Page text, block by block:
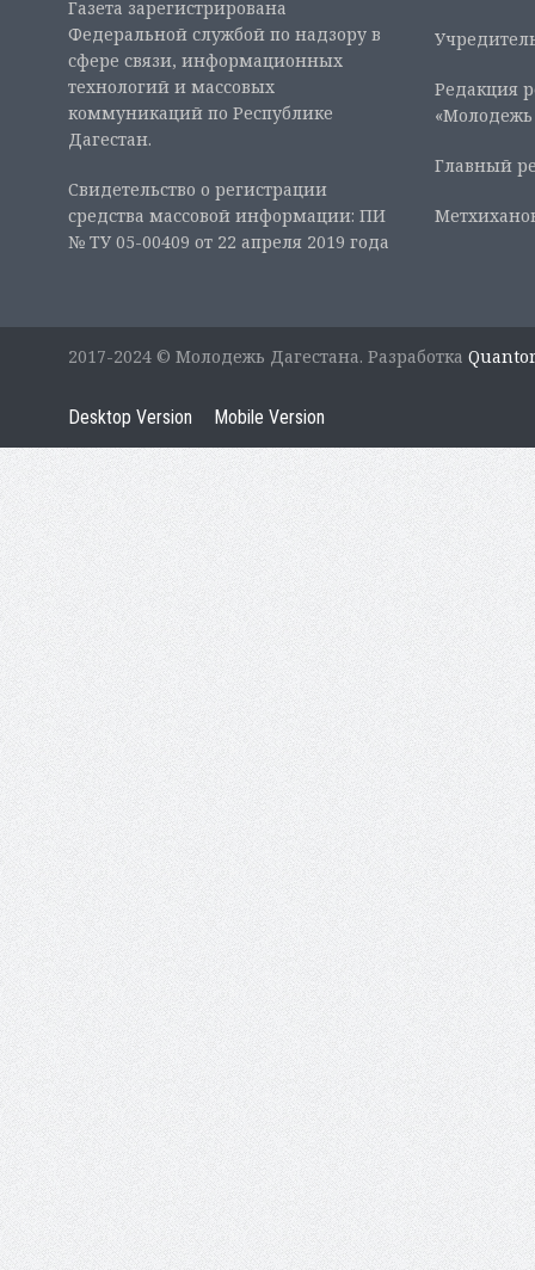
Газета зарегистрирована
Федеральной службой по надзору в
сфере связи, информационных
технологий и массовых
коммуникаций по Республике
Дагестан.
Свидетельство о регистрации
средства массовой информации: ПИ
№ ТУ 05-00409 от 22 апреля 2019 года
Редакция
«Молодежь
Главный
2017-2024 © Молодежь Дагестана. Разработка
Desktop Version Mobile Version